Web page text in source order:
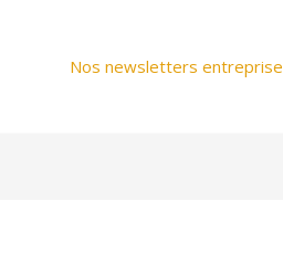
Nos newsletters entreprise